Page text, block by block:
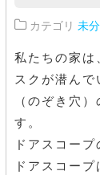
カテゴリ 未
私たちの家は
スクが潜ん
（のぞき穴
す。
ドアスコープ
ドアスコー